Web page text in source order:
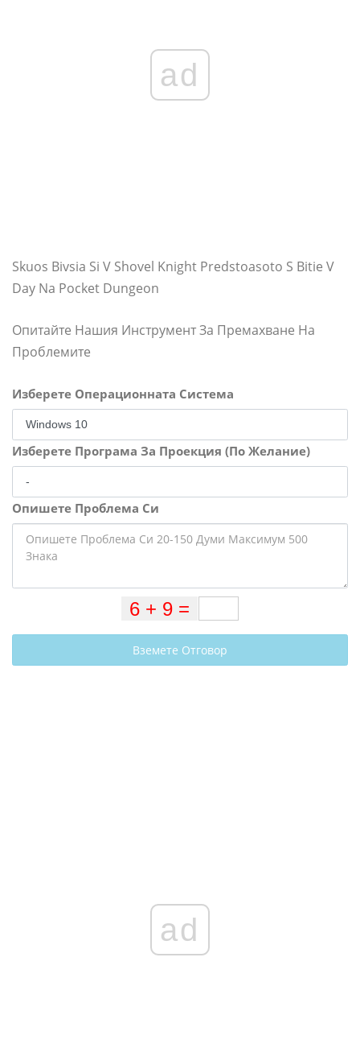
ad
Skuos Bivsia Si V Shovel Knight Predstoasoto S Bitie V
Day Na Pocket Dungeon
Опитайте Нашия Инструмент За Премахване На
Проблемите
Изберете Операционната Система
Изберете Програма За Проекция (По Желание)
Опишете Проблема Си
Вземете Отговор
ad